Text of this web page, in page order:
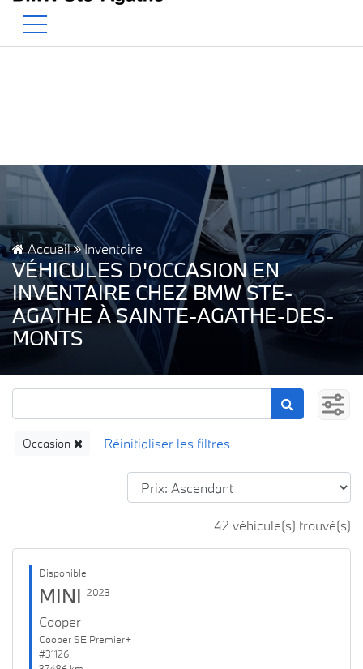
Accueil Inventaire
VÉHICULES D'OCCASION EN
INVENTAIRE CHEZ BMW STE-
AGATHE À SAINTE-AGATHE-DES-
MONTS
Occasion
42 véhicule(s) trouvé(s)
Disponible
MINI 2023
Cooper
Cooper SE Premier+
#31126